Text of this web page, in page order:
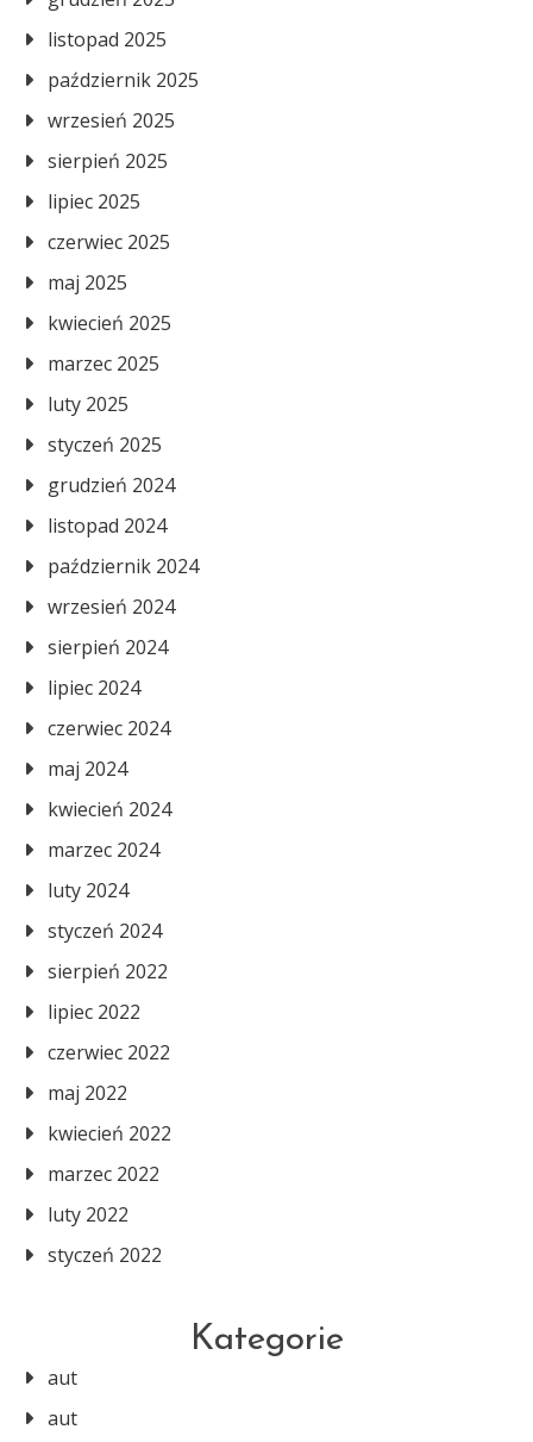
listopad 2025
październik 2025
wrzesień 2025
sierpień 2025
lipiec 2025
czerwiec 2025
maj 2025
kwiecień 2025
marzec 2025
luty 2025
styczeń 2025
grudzień 2024
listopad 2024
październik 2024
wrzesień 2024
sierpień 2024
lipiec 2024
czerwiec 2024
maj 2024
kwiecień 2024
marzec 2024
luty 2024
styczeń 2024
sierpień 2022
lipiec 2022
czerwiec 2022
maj 2022
kwiecień 2022
marzec 2022
luty 2022
styczeń 2022
Kategorie
aut
aut